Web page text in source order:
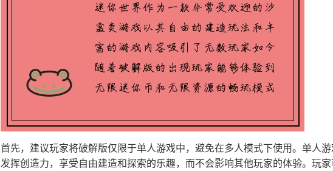
首先，建议玩家将破解版仅限于单人游戏中，避免在多人模式下使用。单人
发挥创造力，享受自由建造和探索的乐趣，而不会影响其他玩家的体验。玩